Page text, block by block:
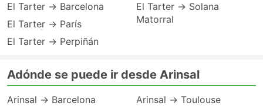
El Tarter → Barcelona
El Tarter → París
El Tarter → Perpiñán
El Tarter → Solana
Matorral
Adónde se puede ir desde Arinsal
Arinsal → Barcelona
Arinsal → Toulouse